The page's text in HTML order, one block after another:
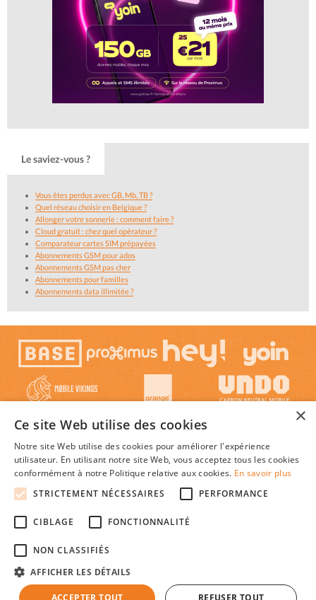
Le saviez-vous ?
Vous êtes perdus avec GB, Mb, TB ?
Quel réseau choisir en Belgique ?
Allonger votre sonnerie : comment faire ?
Cloud gratuit : chez quel opérateur ?
Comparateur cartes SIM prépayées
Abonnements GSM pour ados
Abonnements GSM pas cher
Abonnements pour familles
Abonnements data illimitée ?
© 2026 Mon-Abonnement-Gsm.be : Trouver l'abonnement GSM ou smartphone le plus
avantageux en Belgique, au meilleur prix c'est facile !
Mon-Abonnement-Gsm.be est une publication indépendante de tout opérateur de
×
Ce site Web utilise des cookies
Notre site Web utilise des cookies pour améliorer l'expérience
utilisateur. En utilisant notre site Web, vous acceptez tous les cookies
conformément à notre Politique relative aux cookies. En savoir plus
STRICTEMENT NÉCESSAIRES
PERFORMANCE
CIBLAGE FONCTIONNALITÉ
NON CLASSIFIÉS
AFFICHER LES DÉTAILS
ACCEPTER TOUT REFUSER TOUT